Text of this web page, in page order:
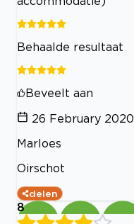
Behaalde resultaat
Beveelt aan
26 February 2020
Marloes
Oirschot
delen
8